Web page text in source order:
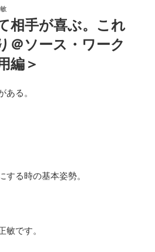
相手が喜ぶ。これ
＠ソース・ワーク
編＞
ある。
する時の基本姿勢。
敏です。